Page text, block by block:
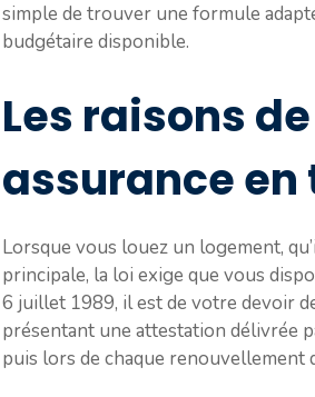
simple de trouver une formule
budgétaire disponible.
Les raisons
assurance
Lorsque vous louez un logement,
principale, la loi exige que vous
6 juillet 1989, il est de votre devoir
présentant une attestation délivrée
puis lors de chaque renouvellement